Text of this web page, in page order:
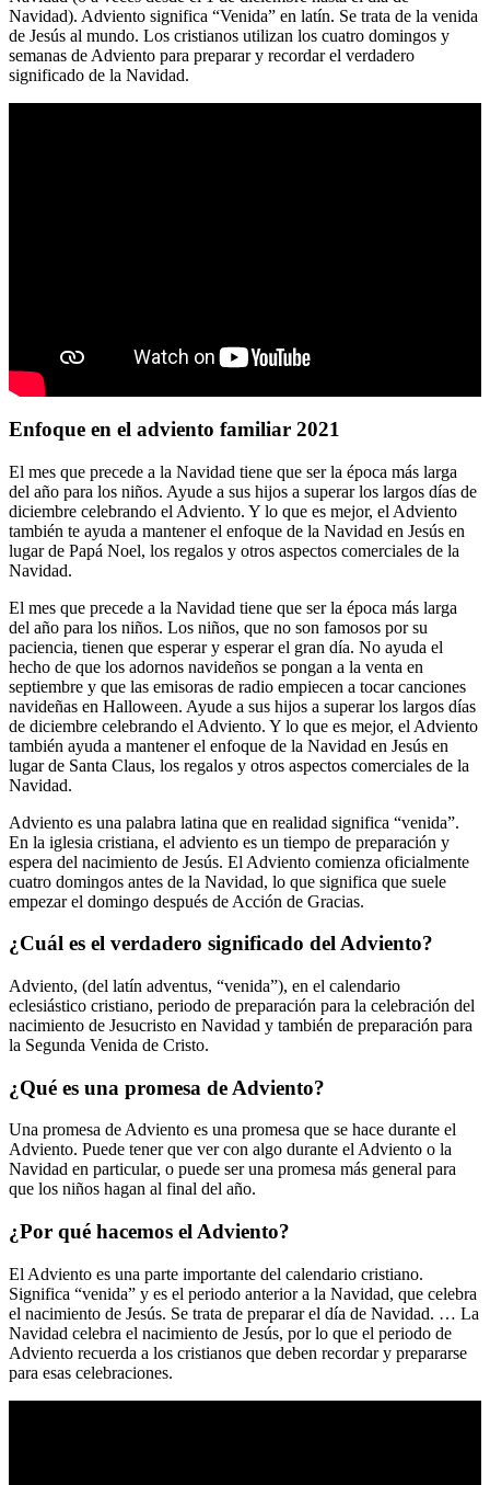
Navidad). Adviento significa “Venida” en latín. Se trata de la venida
de Jesús al mundo. Los cristianos utilizan los cuatro domingos y
semanas de Adviento para preparar y recordar el verdadero
significado de la Navidad.
Enfoque en el adviento familiar 2021
El mes que precede a la Navidad tiene que ser la época más larga
del año para los niños. Ayude a sus hijos a superar los largos días de
diciembre celebrando el Adviento. Y lo que es mejor, el Adviento
también te ayuda a mantener el enfoque de la Navidad en Jesús en
lugar de Papá Noel, los regalos y otros aspectos comerciales de la
Navidad.
El mes que precede a la Navidad tiene que ser la época más larga
del año para los niños. Los niños, que no son famosos por su
paciencia, tienen que esperar y esperar el gran día. No ayuda el
hecho de que los adornos navideños se pongan a la venta en
septiembre y que las emisoras de radio empiecen a tocar canciones
navideñas en Halloween. Ayude a sus hijos a superar los largos días
de diciembre celebrando el Adviento. Y lo que es mejor, el Adviento
también ayuda a mantener el enfoque de la Navidad en Jesús en
lugar de Santa Claus, los regalos y otros aspectos comerciales de la
Navidad.
Adviento es una palabra latina que en realidad significa “venida”.
En la iglesia cristiana, el adviento es un tiempo de preparación y
espera del nacimiento de Jesús. El Adviento comienza oficialmente
cuatro domingos antes de la Navidad, lo que significa que suele
empezar el domingo después de Acción de Gracias.
¿Cuál es el verdadero significado del Adviento?
Adviento, (del latín adventus, “venida”), en el calendario
eclesiástico cristiano, periodo de preparación para la celebración del
nacimiento de Jesucristo en Navidad y también de preparación para
la Segunda Venida de Cristo.
¿Qué es una promesa de Adviento?
Una promesa de Adviento es una promesa que se hace durante el
Adviento. Puede tener que ver con algo durante el Adviento o la
Navidad en particular, o puede ser una promesa más general para
que los niños hagan al final del año.
¿Por qué hacemos el Adviento?
El Adviento es una parte importante del calendario cristiano.
Significa “venida” y es el periodo anterior a la Navidad, que celebra
el nacimiento de Jesús. Se trata de preparar el día de Navidad. … La
Navidad celebra el nacimiento de Jesús, por lo que el periodo de
Adviento recuerda a los cristianos que deben recordar y prepararse
para esas celebraciones.